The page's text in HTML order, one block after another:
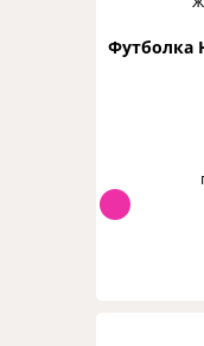
Футболка